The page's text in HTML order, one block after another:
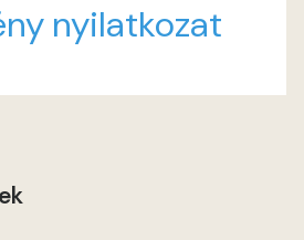
Graphit C
Graphit D
nyilatkozat